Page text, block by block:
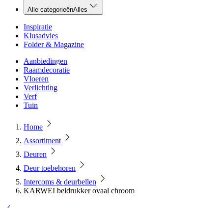
Alle categorieënAlles
Inspiratie
Klusadvies
Folder & Magazine
Aanbiedingen
Raamdecoratie
Vloeren
Verlichting
Verf
Tuin
Home
Assortiment
Deuren
Deur toebehoren
Intercoms & deurbellen
KARWEI beldrukker ovaal chroom